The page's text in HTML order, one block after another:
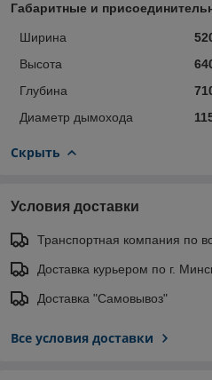
Габаритные и
Ширина
Высота
Глубина
Диаметр дымохода
Скрыть
Условия доставки
Транспортная компания по
Доставка курьером по г.
Доставка "Самовывоз"
Все условия доставки